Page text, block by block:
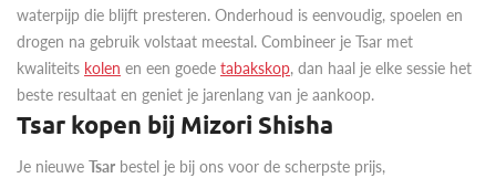
waterpijp die blijft presteren. Onderhoud is eenvoudig, spoelen en
drogen na gebruik volstaat meestal. Combineer je Tsar met
kwaliteits kolen en een goede tabakskop, dan haal je elke sessie het
beste resultaat en geniet je jarenlang van je aankoop.
Tsar kopen bij Mizori Shisha
Je nieuwe Tsar bestel je bij ons voor de scherpste prijs,